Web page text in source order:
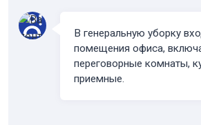
В генеральную уборку
помещения офиса,
переговорные комнаты,
приемные.